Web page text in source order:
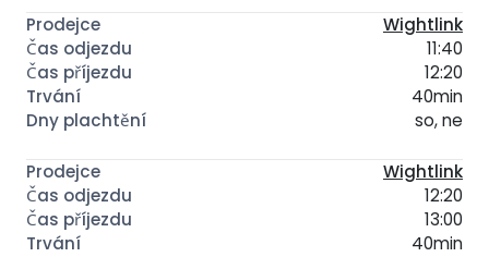
Wightlink
11:40
12:20
40min
so, ne
Wightlink
12:20
13:00
40min